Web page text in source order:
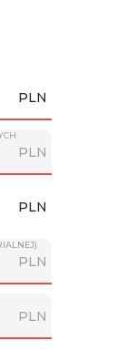
PLN
PLN
PLN
PLN
PLN